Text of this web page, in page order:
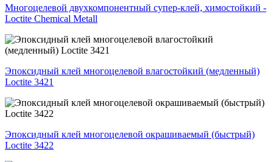
Многоцелевой двухкомпонентный супер-клей, химостойкий -
Loctite Chemical Metall
Эпоксидный клей многоцелевой влагостойкий (медленный)
Loctite 3421
Эпоксидный клей многоцелевой окрашиваемый (быстрый)
Loctite 3422